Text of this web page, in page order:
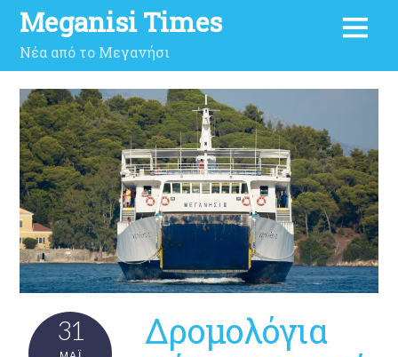
Meganisi Times
Νέα από το Μεγανήσι
31
Δρομολόγια